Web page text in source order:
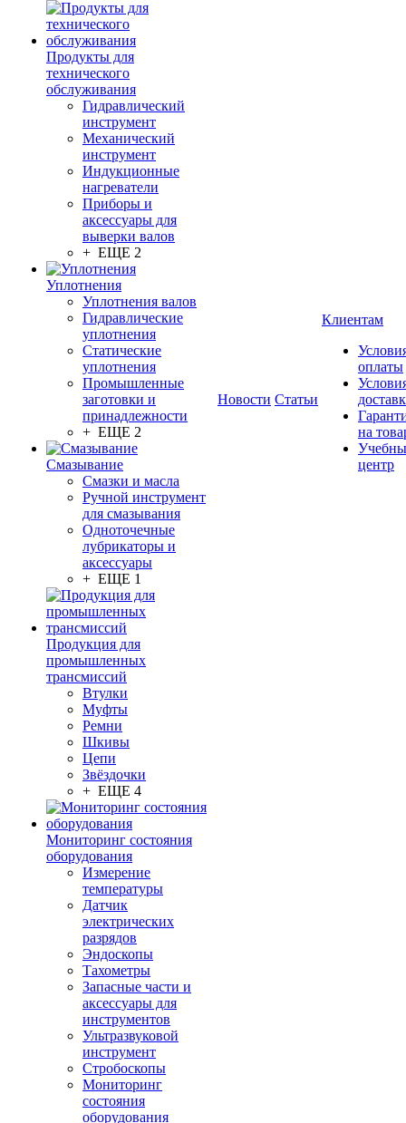
Продукты для
технического
обслуживания
Гидравлический
инструмент
Механический
инструмент
Индукционные
нагреватели
Приборы и
аксессуары для
выверки валов
+ ЕЩЕ 2
Уплотнения
Уплотнения валов
Гидравлические
уплотнения
Статические
уплотнения
Промышленные
заготовки и
принадлежности
+ ЕЩЕ 2
Смазывание
Смазки и масла
Ручной инструмент
для смазывания
Одноточечные
лубрикаторы и
аксессуары
+ ЕЩЕ 1
Продукция для
промышленных
трансмиссий
Втулки
Муфты
Ремни
Шкивы
Цепи
Звёздочки
+ ЕЩЕ 4
Мониторинг состояния
оборудования
Измерение
температуры
Датчик
электрических
разрядов
Эндоскопы
Тахометры
Запасные части и
аксессуары для
инструментов
Ультразвуковой
инструмент
Стробоскопы
Мониторинг
состояния
оборудования
Новости Статьи
Клиентам
оплаты
на
центр